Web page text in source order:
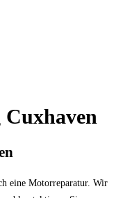
eine Motorreparatur. Wir